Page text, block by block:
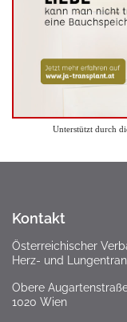
Unterstützt durch
Kontakt
Österreichischer
Herz- und
Obere
1020 Wien